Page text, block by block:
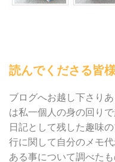
読んでくださる皆
ブログへお越し下さり
は私一個人の身の回り
日記として残した趣味
行に関して自分のメモ
ある事について調べた